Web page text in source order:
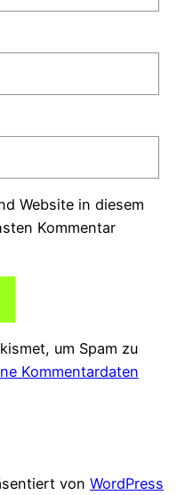
Website in diesem
Kommentar
um Spam zu
Kommentardaten
von WordPress